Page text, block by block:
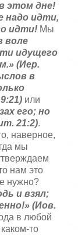
этом дне!
надо идти,
идти! Мы
воле
идущего
(Иер.
в
или
его; но
21:2).
наверное,
мы
нам это
нужно?
и взял;
(Иов.
в любой
то